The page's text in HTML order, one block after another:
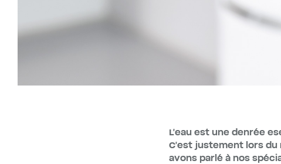
L'eau est une denrée
C'est justement lors du
avons parlé à nos